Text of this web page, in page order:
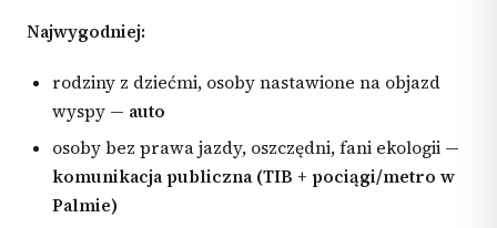
Najwygodniej:
rodziny z dziećmi, osoby nastawione na objazd
wyspy — auto
osoby bez prawa jazdy, oszczędni, fani ekologii —
komunikacja publiczna (TIB + pociągi/metro w
Palmie)